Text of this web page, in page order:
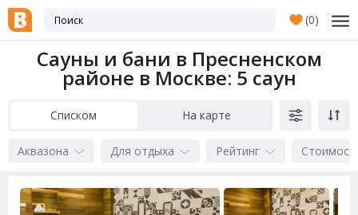
(0)
Сауны и бани в Пресненском
районе в Москве: 5 саун
Списком На карте
Аквазона Для отдыха Рейтинг